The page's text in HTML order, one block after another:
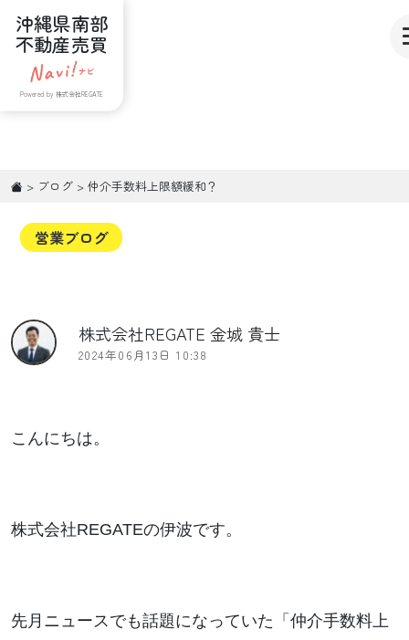
沖縄県南部
不動産売買
Powered by 株式会社REGATE
> ブログ > 仲介手数料上限額緩和？
営業ブログ
株式会社REGATE 金城 貴士
2024年06月13日 10:38
こんにちは。
株式会社REGATEの伊波です。
先月ニュースでも話題になっていた「仲介手数料上